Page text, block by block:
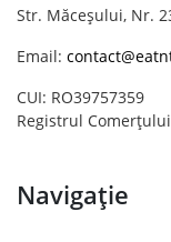
Str. Măceșului, Nr.
Email:
CUI: RO39757359
Registrul
Navigație